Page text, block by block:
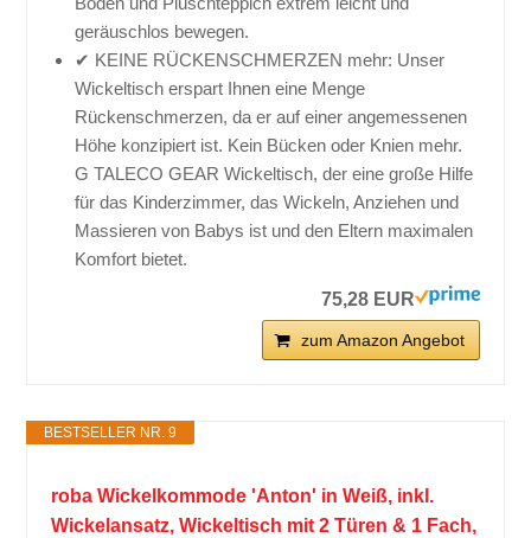
geräuschlos bewegen.
✔ KEINE RÜCKENSCHMERZEN mehr: Unser
Wickeltisch erspart Ihnen eine Menge
Rückenschmerzen, da er auf einer angemessenen
Höhe konzipiert ist. Kein Bücken oder Knien mehr.
G TALECO GEAR Wickeltisch, der eine große Hilfe
für das Kinderzimmer, das Wickeln, Anziehen und
Massieren von Babys ist und den Eltern maximalen
Komfort bietet.
75,28 EUR
zum Amazon Angebot
BESTSELLER NR. 9
roba Wickelkommode 'Anton' in Weiß, inkl.
Wickelansatz, Wickeltisch mit 2 Türen & 1 Fach,